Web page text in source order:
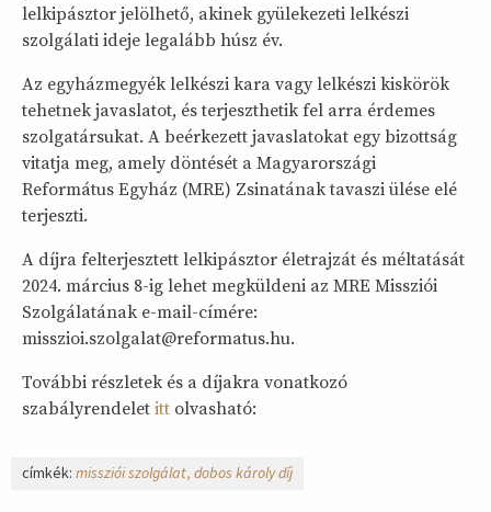
lelkipásztor jelölhető, akinek gyülekezeti lelkészi
szolgálati ideje legalább húsz év.
Az egyházmegyék lelkészi kara vagy lelkészi kiskörök
tehetnek javaslatot, és terjeszthetik fel arra érdemes
szolgatársukat. A beérkezett javaslatokat egy bizottság
vitatja meg, amely döntését a Magyarországi
Református Egyház (MRE) Zsinatának tavaszi ülése elé
terjeszti.
A díjra felterjesztett lelkipásztor életrajzát és méltatását
2024. március 8-ig lehet megküldeni az MRE Missziói
Szolgálatának e-mail-címére:
misszioi.szolgalat@reformatus.hu.
További részletek és a díjakra vonatkozó
szabályrendelet itt olvasható:
címkék: missziói szolgálat dobos károly díj